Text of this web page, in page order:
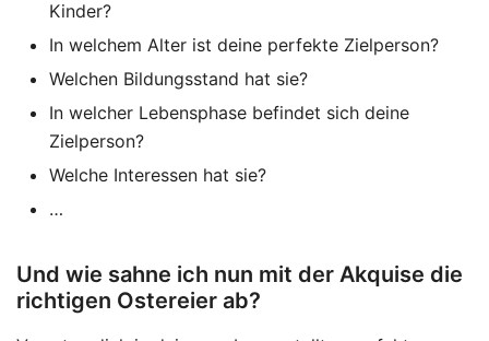
Kinder?
In welchem Alter ist deine perfekte Zielperson?
Welchen Bildungsstand hat sie?
In welcher Lebensphase befindet sich deine
Zielperson?
Welche Interessen hat sie?
…
Und wie sahne ich nun mit der Akquise die
richtigen Ostereier ab?